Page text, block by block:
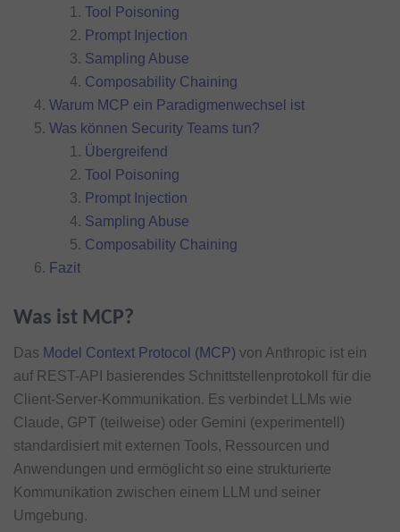
Tool Poisoning
Prompt Injection
Sampling Abuse
Composability Chaining
Warum MCP ein Paradigmenwechsel ist
Was können Security Teams tun?
Übergreifend
Tool Poisoning
Prompt Injection
Sampling Abuse
Composability Chaining
Fazit
Was ist MCP?
Das Model Context Protocol (MCP) von Anthropic ist ein
auf REST-API basierendes Schnittstellenprotokoll für die
Client-Server-Kommunikation. Es verbindet LLMs wie
Claude, GPT (teilweise) oder Gemini (experimentell)
standardisiert mit externen Tools, Ressourcen und
Anwendungen und ermöglicht so eine strukturierte
Kommunikation zwischen einem LLM und seiner
Umgebung.